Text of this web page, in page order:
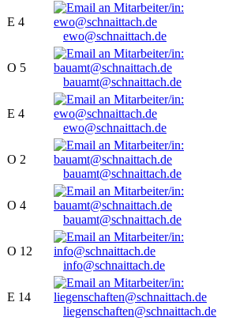
E 4
ewo@schnaittach.de
O 5
bauamt@schnaittach.de
E 4
ewo@schnaittach.de
O 2
bauamt@schnaittach.de
O 4
bauamt@schnaittach.de
O 12
info@schnaittach.de
E 14
liegenschaften@schnaittach.de